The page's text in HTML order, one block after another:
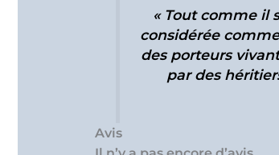
« Tout comme il
considérée
des porteurs
par des
Avis